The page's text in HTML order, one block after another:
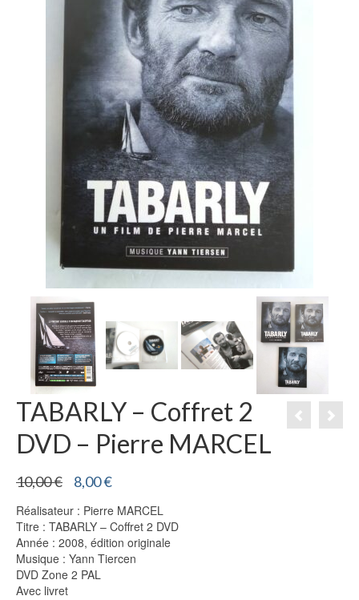
TABARLY – Coffret 2
DVD – Pierre MARCEL
10,00€
Le
prix
initial
était :
10,00 €.
8,00€Le
actuel
est :
8,00 €.
Réalisateur : Pierre MARCEL
Titre : TABARLY – Coffret 2 DVD
Année : 2008, édition originale
Musique : Yann Tiercen
DVD Zone 2 PAL
Avec livret